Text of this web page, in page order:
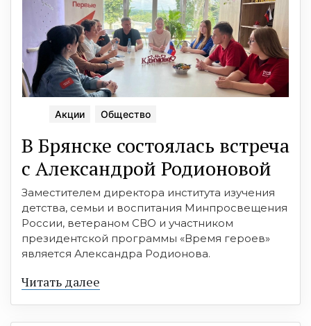
Акции Общество
В Брянске состоялась встреча
с Александрой Родионовой
Заместителем директора института изучения
детства, семьи и воспитания Минпросвещения
России, ветераном СВО и участником
президентской программы «Время героев»
является Александра Родионова.
Читать далее